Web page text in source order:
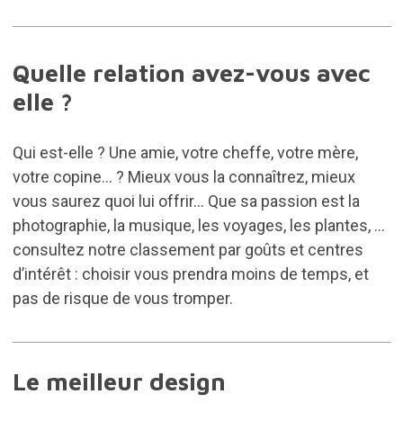
Quelle relation avez-vous avec
elle ?
Qui est-elle ? Une amie, votre cheffe, votre mère,
votre copine... ? Mieux vous la connaîtrez, mieux
vous saurez quoi lui offrir... Que sa passion est la
photographie, la musique, les voyages, les plantes, ...
consultez notre classement par goûts et centres
d’intérêt : choisir vous prendra moins de temps, et
pas de risque de vous tromper.
Le meilleur design